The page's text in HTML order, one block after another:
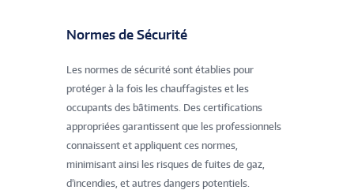
Normes de Sécurité
Les normes de sécurité sont établies pour
protéger à la fois les chauffagistes et les
occupants des bâtiments. Des certifications
appropriées garantissent que les professionnels
connaissent et appliquent ces normes,
minimisant ainsi les risques de fuites de gaz,
d'incendies, et autres dangers potentiels.